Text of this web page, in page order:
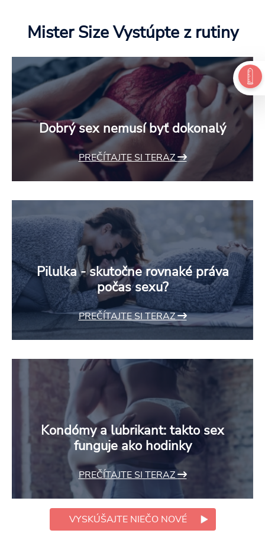
Mister Size Vystúpte z rutiny
Dobrý sex nemusí byť dokonalý
PREČÍTAJTE SI TERAZ
Pilulka - skutočne rovnaké práva
počas sexu?
PREČÍTAJTE SI TERAZ
Kondómy a lubrikant: takto sex
funguje ako hodinky
PREČÍTAJTE SI TERAZ
VYSKÚŠAJTE NIEČO NOVÉ